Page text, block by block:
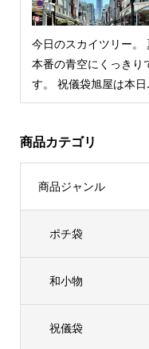
今日のスカイツリー。
本番の青空にくっきり
す。 祝儀袋旭屋は本日
商品カテゴリ
商品ジャンル
ポチ袋
和小物
祝儀袋